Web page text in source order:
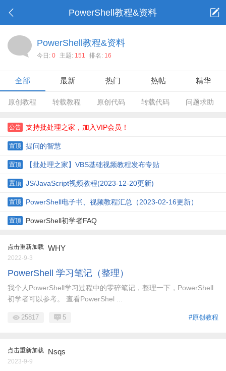
PowerShell教程&资料
PowerShell教程&资料
今日: 0 主题: 151 排名: 16
全部 最新 热门 热帖 精华
原创教程 转载教程 原创代码 转载代码 问题求助
公告 支持批处理之家，加入VIP会员！
置顶 提问的智慧
置顶 【批处理之家】VBS基础视频教程发布专贴
置顶 JS/JavaScript视频教程(2023-12-20更新)
置顶 PowerShell电子书、视频教程汇总（2023-02-16更新）
置顶 PowerShell初学者FAQ
点击重新加载 WHY
2022-9-3
PowerShell 学习笔记（整理）
我个人PowerShell学习过程中的零碎笔记，整理一下，PowerShell
初学者可以参考。 查看PowerShel ...
#原创教程
25817 5
点击重新加载 Nsqs
2023-9-9